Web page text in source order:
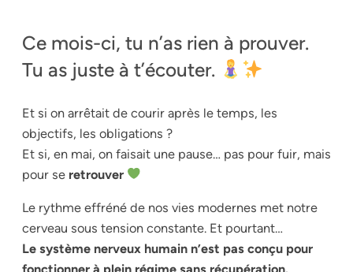
Ce mois-ci, tu n’as rien à prouver.
Tu as juste à t’écouter.
Et si on arrêtait de courir après le temps, les
objectifs, les obligations ?
Et si, en mai, on faisait une pause… pas pour fuir, mais
pour se retrouver
Le rythme effréné de nos vies modernes met notre
cerveau sous tension constante. Et pourtant…
Le système nerveux humain n’est pas conçu pour